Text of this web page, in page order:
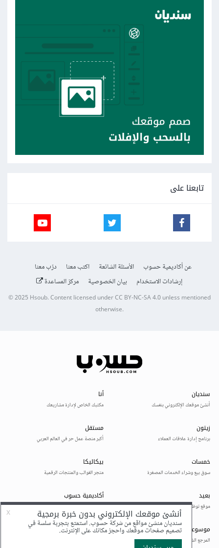
تابعنا على
عن أكاديمية حسوب الأسئلة الشائعة اكتب معنا
درّب معنا
إرشادات الاستخدام
بيان الخصوصية مركز المساعدة
© 2025Hsoub.Content licensed underCC BY-NC-SA 4.0unless mentioned
otherwise.